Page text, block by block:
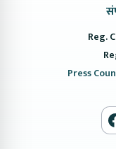
Reg.
Press